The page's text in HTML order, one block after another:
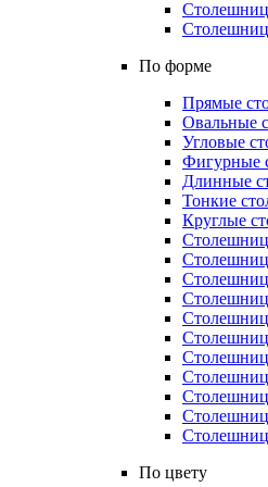
По форме
Прямые
Овальные
Угловые
Фигурные
Длинные
Тонкие
Круглые
По цвету